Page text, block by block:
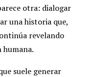
otra: dialogar
una historia que,
revelando
humana.
suele generar